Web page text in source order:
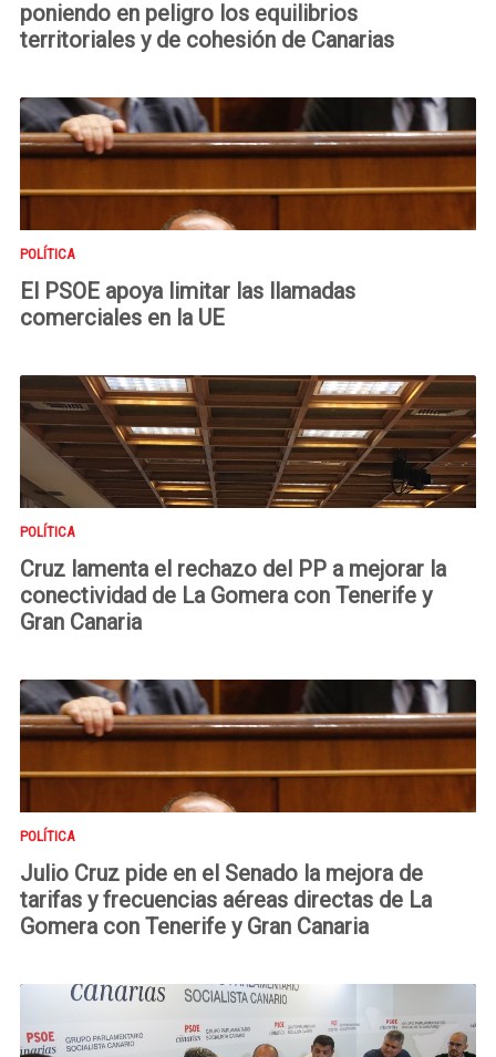
poniendo en peligro los equilibrios
territoriales y de cohesión de Canarias
POLÍTICA
El PSOE apoya limitar las llamadas
comerciales en la UE
POLÍTICA
Cruz lamenta el rechazo del PP a mejorar la
conectividad de La Gomera con Tenerife y
Gran Canaria
POLÍTICA
Julio Cruz pide en el Senado la mejora de
tarifas y frecuencias aéreas directas de La
Gomera con Tenerife y Gran Canaria